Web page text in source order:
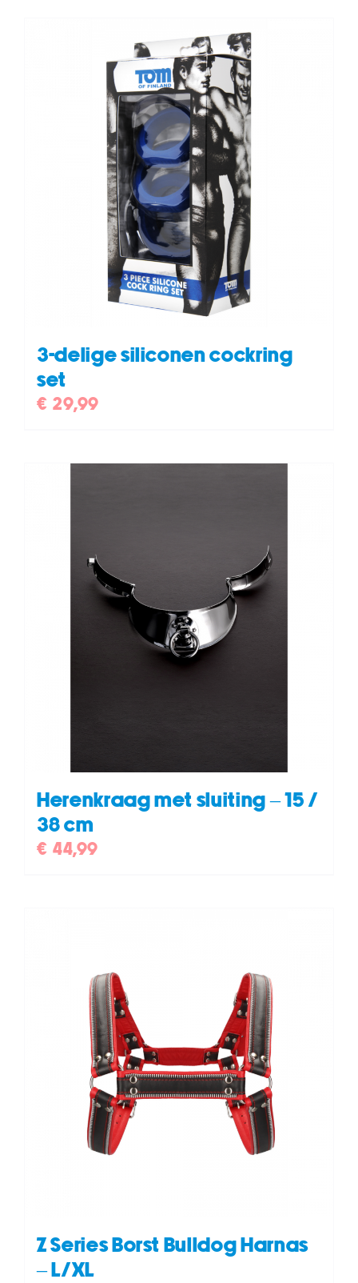
3-delige siliconen cockring
set
€ 29,99
Herenkraag met sluiting – 15 /
38 cm
€ 44,99
Z Series Borst Bulldog Harnas
– L/XL